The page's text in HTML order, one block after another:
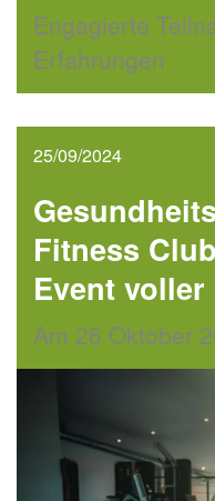
Engagierte
Erfahrungen
25/09/2024
Fitness
Event
Am 26 Oktober